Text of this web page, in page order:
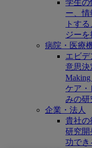
学生の
ー、
トす
ジーを
病院・医療
エビ
意思決
ケア・
みの研
企業・法人
貴社の
研究開
功でき